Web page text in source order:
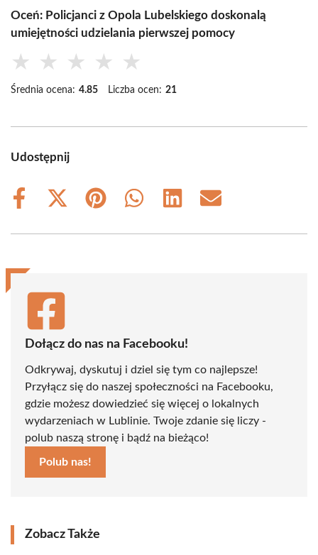
Oceń: Policjanci z Opola Lubelskiego doskonalą
umiejętności udzielania pierwszej pomocy
★ ★ ★ ★ ★
Średnia ocena: 4.85 Liczba ocen: 21
Udostępnij
Share
Share
(Twitter)
Share
Share
Share
Share
Dołącz do nas na Facebooku!
Odkrywaj, dyskutuj i dziel się tym co najlepsze!
Przyłącz się do naszej społeczności na Facebooku,
gdzie możesz dowiedzieć się więcej o lokalnych
wydarzeniach w Lublinie. Twoje zdanie się liczy -
polub naszą stronę i bądź na bieżąco!
Polub nas!
Zobacz Także